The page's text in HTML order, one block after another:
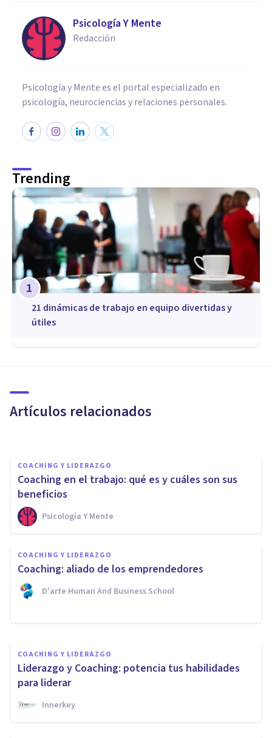
Psicología Y Mente
Redacción
Psicología y Mente es el portal especializado en
psicología, neurociencias y relaciones personales.
Trending
1
21 dinámicas de trabajo en equipo divertidas y
útiles
Artículos relacionados
Coaching en Valencia
COACHING Y LIDERAZGO
Coaching en el trabajo: qué es y cuáles son sus
beneficios
Psicología Y Mente
COACHING Y LIDERAZGO
Coaching: aliado de los emprendedores
D'arte Human And Business School
Los beneficios de obtener una
Certificación en Coaching
COACHING Y LIDERAZGO
Liderazgo y Coaching: potencia tus habilidades
para liderar
Innerkey